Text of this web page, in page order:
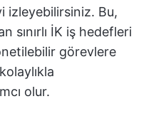
izleyebilirsiniz. Bu,
sınırlı İK iş hedefleri
görevlere
olur.